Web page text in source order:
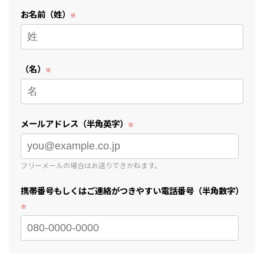
お名前（姓）
（名）
メールアドレス（半角英字）
フリーメールの場合はお送りできかねます。
携帯番号もしくはご連絡がつきやすい電話番号（半角数字）